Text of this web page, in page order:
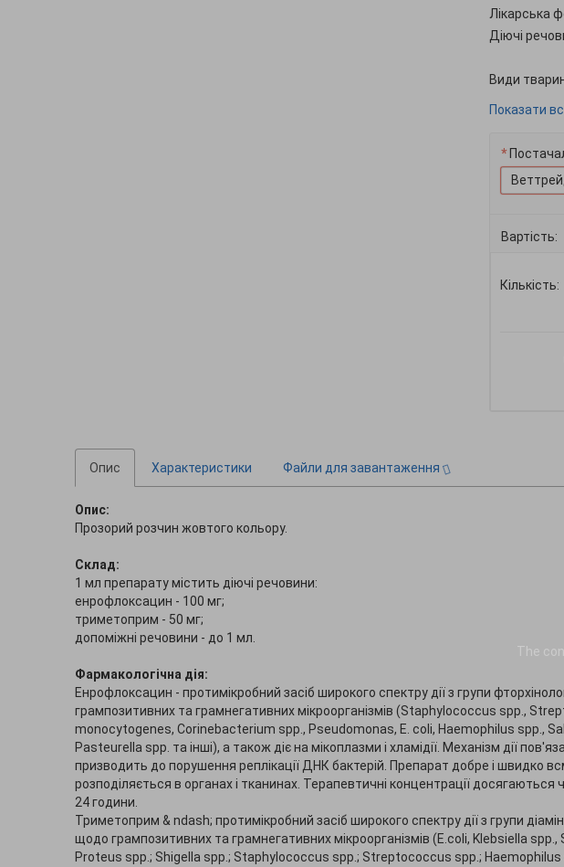
The
Лікарська
Діючі
Види
Показати
Вартість:
Кількість:
Опис Характеристики Файли для завантаження
Опис:
Прозорий розчин жовтого кольору.
Склад:
1 мл препарату містить діючі речовини:
енрофлоксацин - 100 мг;
триметоприм - 50 мг;
допоміжні речовини - до 1 мл.
Фармакологічна дія:
Енрофлоксацин - протимікробний засіб широкого спектру дії з групи
грампозитивних та грамнегативних мікроорганізмів (Staphylococcus spp.,
monocytogenes, Corinebacterium spp., Pseudomonas, E. coli, Haemophilus spp.,
Pasteurella spp. та інші), а також діє на мікоплазми і хламідії. Механізм дії
призводить до порушення реплікації ДНК бактерій. Препарат добре і швидко
розподіляється в органах і тканинах. Терапевтичні концентрації досягаються
24 години.
Триметоприм & ndash; протимікробний засіб широкого спектру дії з групи
щодо грампозитивних та грамнегативних мікроорганізмів (E.coli, Klebsiella
Proteus spp.; Shigella spp.; Staphylococcus spp.; Streptococcus spp.; Haemophilus